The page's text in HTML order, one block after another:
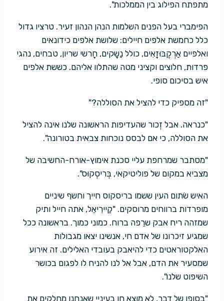
מתפתח הפילוג בין הממלכות".
הפימברי בעל הפנים השלמות הנהן הנהון זעיר. טרציו גדול
כלל כחמשת אלפים חיילים: שלושת אלפים כידונאים
ואלפיים אַרְקֶבּוּזָאִים, כולל נַשָקים, חָרשי שריון, טבחים, נהגי
פרדות, חלוצים וקציני מטה שהתלוו אליהם. כששת אלפים
איש בסיכום סופי.
"זה מספיק כדי להציל את הסוללה?"
"כנראה. אבל זְכור שהעדיפות הראשונה שלנו אינה להציל
את הסוללה, כי אם לבסס נוכחות צבאית בטורונה".
"מסתבר שמרחפת עליי סכנת אימוץ-אורח-החשיבה של
מצביא במקום של פוליטיקאי, בְּריסְקוּס".
האיש שׂתום העין ששמו בריסקוס חייך וחשף שיניים
מופרדות ברווחים מרוסקים. "קַיירִיאֵל, אתה חייל ותיק
שמזהה ריח אבק שרֵפה ברוח. כמוני כמוך. בראשונה ככל
שמגיע זיכרונו של אדם חי, אנשינו יצאו מגבולות
האלקטוראטים כדי להיאבק בעובדי האלילים. זה אירוע
שמסעיר את הדם, אבל אל לנו להניח לו לפגום בכושר
השיפוט שלנו".
"בסופו של דבר, לא מוצא חן בעיניי שאנחנו מחלקים את